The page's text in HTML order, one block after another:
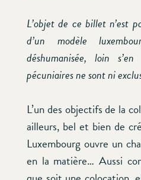
L’objet de ce billet n’est
d’un modèle
déshumanisée, loin
pécuniaires ne sont ni
L’un des objectifs de la
ailleurs, bel et bien de
Luxembourg ouvre un
en la matière… Aussi